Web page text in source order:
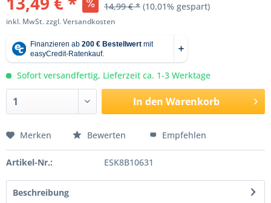
14,99 € * (10,01% gespart)
inkl. MwSt.zzgl. Versandkosten
Sofort versandfertig, Lieferzeit ca. 1-3 Werktage
In den Warenkorb
Merken Bewerten Empfehlen
Artikel-Nr.: ESK8B10631
Beschreibung